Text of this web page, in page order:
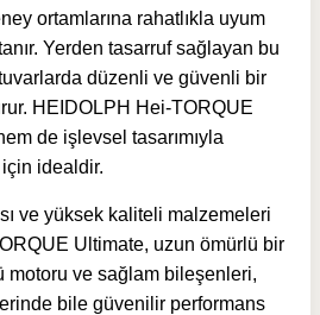
ortamlarına rahatlıkla uyum
Yerden tasarruf sağlayan bu
düzenli ve güvenli bir
HEIDOLPH Hei-TORQUE
de işlevsel tasarımıyla
idealdir.
ve yüksek kaliteli malzemeleri
Ultimate, uzun ömürlü bir
motoru ve sağlam bileşenleri,
bile güvenilir performans